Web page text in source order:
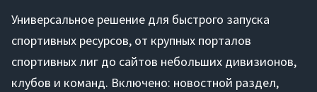
Универсальное решение для быстрого запуска
спортивных ресурсов, от крупных порталов
спортивных лиг до сайтов небольших дивизионов,
клубов и команд. Включено: новостной раздел,